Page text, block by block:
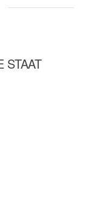
STAAT